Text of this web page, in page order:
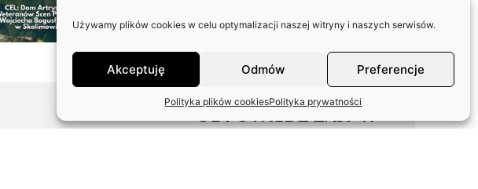
Używamy plików cookies w celu optymalizacji naszej witryny i naszych serwisów.
Akceptuję Odmów Preferencje
Polityka plików cookiesPolityka prywatności
ODPOWIEDŹ ZASP W